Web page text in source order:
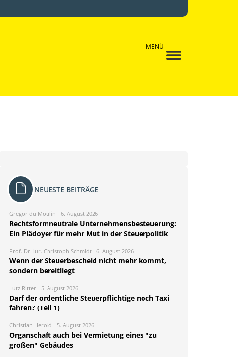
MENÜ
NEUESTE BEITRÄGE
Gregor du Moulin 6. August 2026
Rechtsformneutrale Unternehmensbesteuerung:
Ein Plädoyer für mehr Mut in der Steuerpolitik
Prof. Dr. iur. Christoph Schmidt 6. August 2026
Wenn der Steuerbescheid nicht mehr kommt,
sondern bereitliegt
Lutz Ritter 5. August 2026
Darf der ordentliche Steuerpflichtige noch Taxi
fahren? (Teil 1)
Christian Herold 5. August 2026
Organschaft auch bei Vermietung eines "zu
großen" Gebäudes